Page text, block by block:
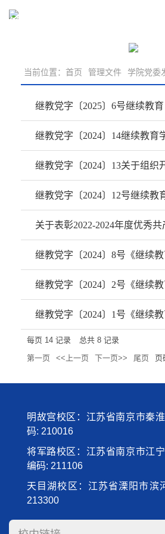
管理文件
当前位置： 首页 管理文件 学院党委
每页 14 记录 总共 8 记录
第一页
<<上一页 下一页>> 尾页 页
明故宫校区：江苏省南京市秦
码: 210016
将军路校区：江苏省南京市江
编码: 211106
天目湖校区：江苏省溧阳市滨
213300